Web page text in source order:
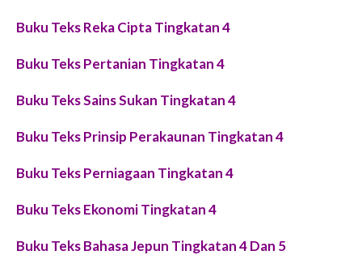
Buku Teks Reka Cipta Tingkatan 4
Buku Teks Pertanian Tingkatan 4
Buku Teks Sains Sukan Tingkatan 4
Buku Teks Prinsip Perakaunan Tingkatan 4
Buku Teks Perniagaan Tingkatan 4
Buku Teks Ekonomi Tingkatan 4
Buku Teks Bahasa Jepun Tingkatan 4 Dan 5